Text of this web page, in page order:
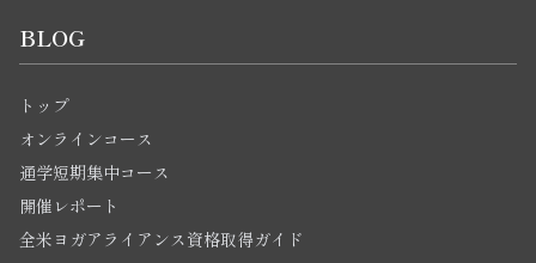
BLOG
トップ
オンラインコース
通学短期集中コース
開催レポート
全米ヨガアライアンス資格取得ガイド